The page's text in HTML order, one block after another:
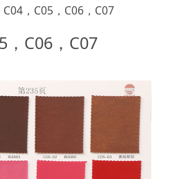
C06，C07
C04，C05，C06，C07
，C06，C07